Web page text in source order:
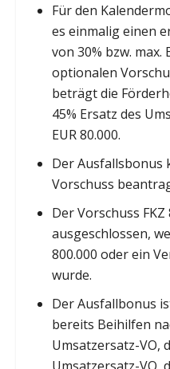
Für den
es einmalig einen
von 30% bzw. max.
optionalen
beträgt die
45% Ersatz des
EUR 80.000.
Der Ausfallsbonus
Vorschuss
Der Vorschuss FKZ
ausgeschlossen,
800.000 oder ein
wurde.
Der Ausfallbonus
bereits Beihilfen
Umsatzersatz-VO,